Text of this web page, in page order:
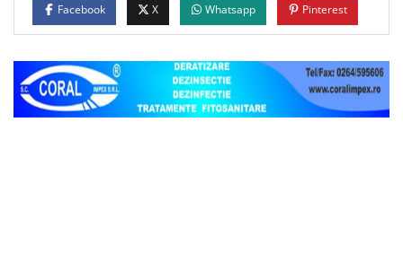
Facebook X Whatsapp Pinterest